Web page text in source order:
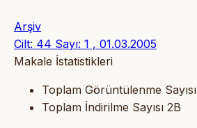
Arşiv
Cilt: 44 Sayı: 1 , 01.03.2005
Makale İstatistikleri
Toplam Görüntülenme Sayısı
Toplam İndirilme Sayısı 2B